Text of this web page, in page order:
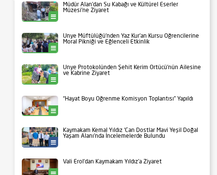
Müdür Alan’dan Su Kabağı ve Kültürel Eserler
Müzesi’ne Ziyaret
Ünye Müftülüğü’nden Yaz Kur’an Kursu Öğrencilerine
Moral Pikniği ve Eğlenceli Etkinlik
Ünye Protokolünden Şehit Kerim Örtücü’nün Ailesine
ve Kabrine Ziyaret
“Hayat Boyu Öğrenme Komisyon Toplantısı” Yapıldı
Kaymakam Kemal Yıldız ‘Can Dostlar Mavi Yeşil Doğal
Yaşam Alanı’nda İncelemelerde Bulundu
Vali Erol’dan Kaymakam Yıldız’a Ziyaret